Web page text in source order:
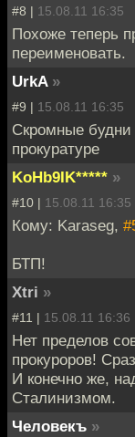
#8 | 15.08.11 16:35
Похоже теперь
переименовать.
UrkA »
#9 | 15.08.11 16:35
Скромные будни
прокуратуре
KoHb9IK***** »
#10 | 15.08.11 16:35
Кому: Karaseg,
БТП!
Xtri »
#11 | 15.08.11 16:36
Нет пределов
прокуроров!
И конечно же,
Сталинизмом.
Человекъ »